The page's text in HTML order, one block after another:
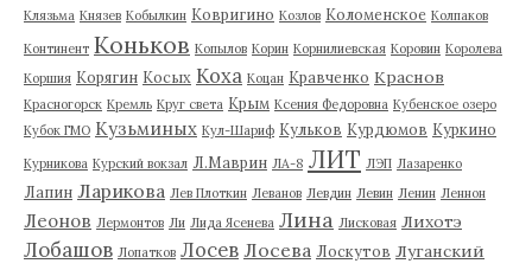
Клязьма Князев Кобылкин Ковригино Козлов Коломенское Колпаков
Континент Коньков Копылов Корин Корнилиевская Коровин Королева
Коршия Корягин Косых Коха Коцан Кравченко Краснов
Красногорск Кремль Круг света Крым Ксения Федоровна Кубенское озеро
Кубок ГМО Кузьминых Кул-Шариф Кульков Курдюмов Куркино
Курникова Курский вокзал Л.Маврин ЛА-8 ЛИТ ЛЭП Лазаренко
Лапин Ларикова Лев Плоткин Леванов Левдин Левин Ленин Леннон
Леонов Лермонтов Ли Лида Ясенева Лина Лисковая Лихотэ
Лобашов Лопатков Лосев Лосева Лоскутов Луганский